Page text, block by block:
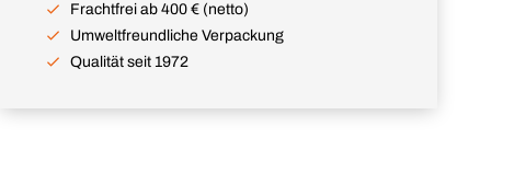
Frachtfrei ab 400 € (netto)
Umweltfreundliche Verpackung
Qualität seit 1972